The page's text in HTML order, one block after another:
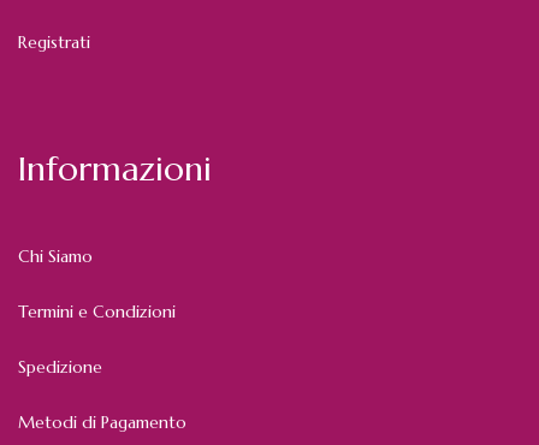
Registrati
Informazioni
Chi Siamo
Termini e Condizioni
Spedizione
Metodi di Pagamento